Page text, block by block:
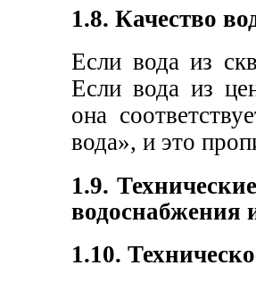
1.8. Качество
Если вода из
Если вода из
она
вода», и это
1.9.
водоснабжения
1.10.